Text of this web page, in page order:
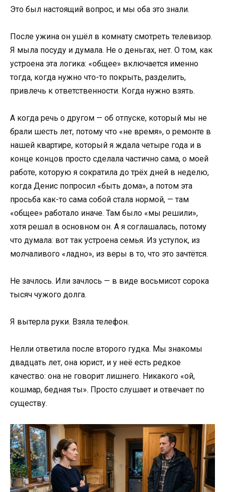
Это был настоящий вопрос, и мы оба это знали.
После ужина он ушёл в комнату смотреть телевизор.
Я мыла посуду и думала. Не о деньгах, нет. О том, как
устроена эта логика: «общее» включается именно
тогда, когда нужно что-то покрыть, разделить,
привлечь к ответственности. Когда нужно взять.
А когда речь о другом — об отпуске, который мы не
брали шесть лет, потому что «не время», о ремонте в
нашей квартире, который я ждала четыре года и в
конце концов просто сделала частично сама, о моей
работе, которую я сократила до трёх дней в неделю,
когда Денис попросил «быть дома», а потом эта
просьба как-то сама собой стала нормой, — там
«общее» работало иначе. Там было «мы решили»,
хотя решал в основном он. А я соглашалась, потому
что думала: вот так устроена семья. Из уступок, из
молчаливого «ладно», из веры в то, что это зачтётся.
Не зачлось. Или зачлось — в виде восьмисот сорока
тысяч чужого долга.
Я вытерла руки. Взяла телефон.
Нелли ответила после второго гудка. Мы знакомы
двадцать лет, она юрист, и у неё есть редкое
качество: она не говорит лишнего. Никакого «ой,
кошмар, бедная ты». Просто слушает и отвечает по
существу.